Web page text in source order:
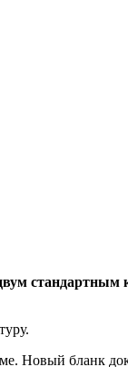
стандартным
Новый бланк